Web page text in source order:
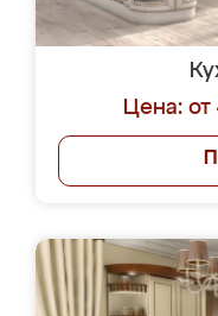
Цена: от